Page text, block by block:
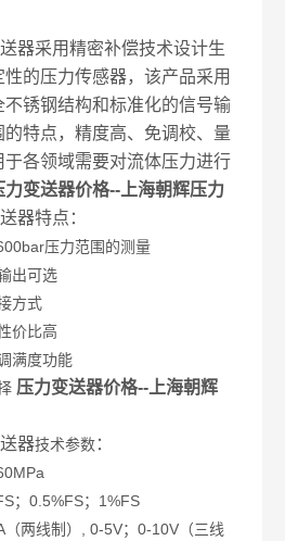
器采用精密补偿技术设计生
的压力传感器，该产品采用
锈钢结构和标准化的信号输
特点，精度高、免调校、量
各领域需要对流体压力进行
力变送器价格--上海朝辉压力
器特点：
压力范围的测量
出可选
方式
价比高
满度功能
压力变送器价格--上海朝辉
器技术参数：
；0.5%FS；1%FS
两线制）, 0-5V；0-10V（三线